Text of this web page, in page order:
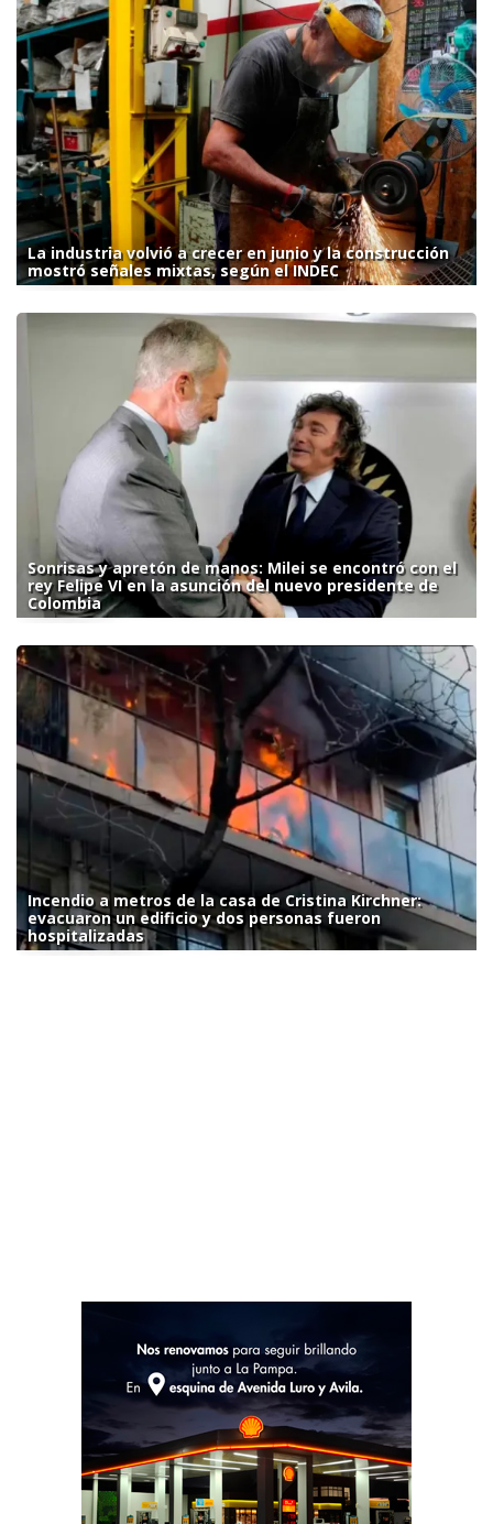
La industria volvió a crecer en junio y la construcción
mostró señales mixtas, según el INDEC
Sonrisas y apretón de manos: Milei se encontró con el
rey Felipe VI en la asunción del nuevo presidente de
Colombia
Incendio a metros de la casa de Cristina Kirchner:
evacuaron un edificio y dos personas fueron
hospitalizadas